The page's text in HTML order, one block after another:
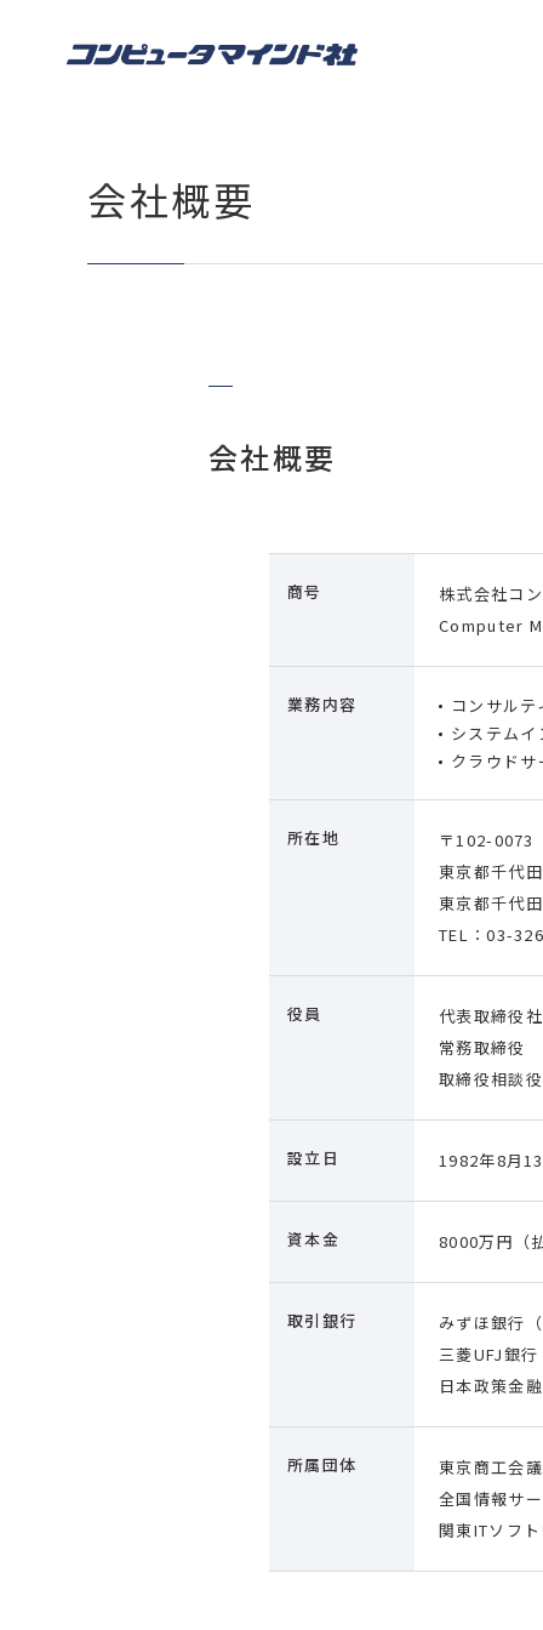
会社概要
会社概要
商号
株式会社コ
Computer
業務内容
コンサルテ
システム
クラウドサ
所在地
〒102-0073
東京都千代
東京都千代
TEL：03-
役員
代表取締役
常務取締役
取締役相談
設立日 1982年8月
資本金 8000万円（
取引銀行
みずほ銀行
三菱UFJ銀
日本政策金
所属団体
東京商工会
全国情報サ
関東ITソフ